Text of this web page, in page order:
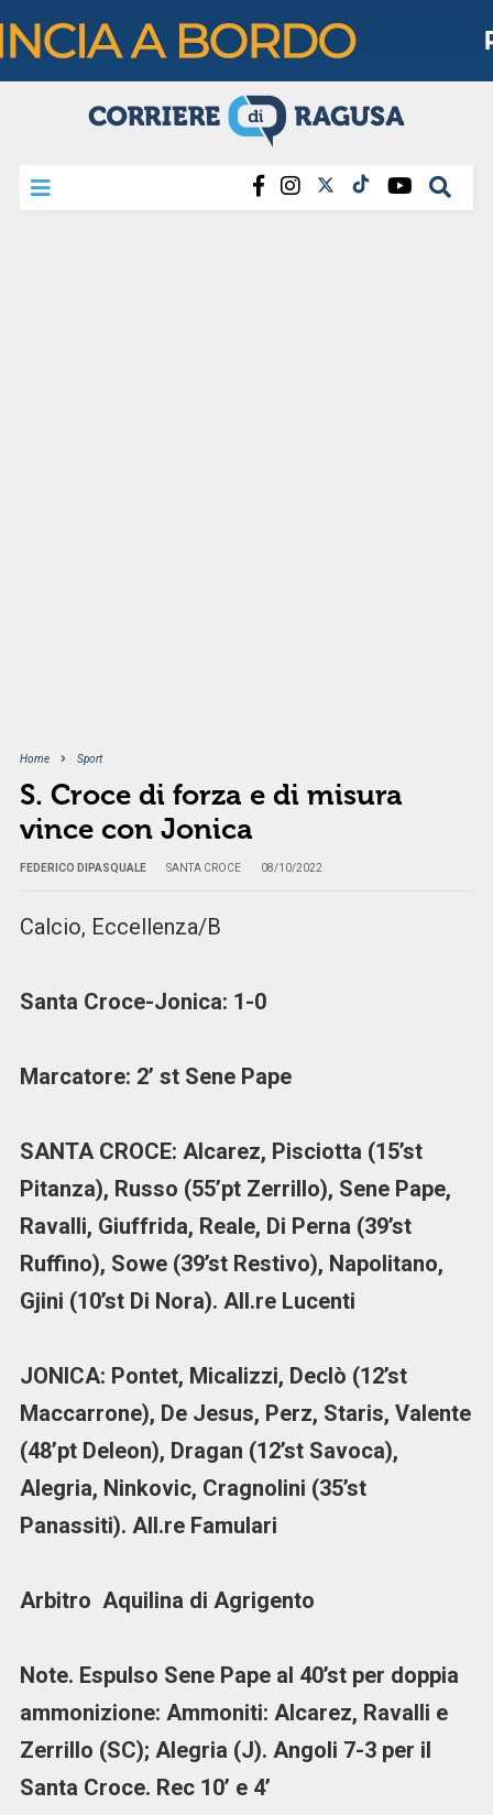
Home Sport
S. Croce di forza e di misura
vince con Jonica
FEDERICO DIPASQUALE SANTA CROCE 08/10/2022
Calcio, Eccellenza/B
Santa Croce-Jonica: 1-0
Marcatore: 2’ st Sene Pape
SANTA CROCE: Alcarez, Pisciotta (15’st
Pitanza), Russo (55’pt Zerrillo), Sene Pape,
Ravalli, Giuffrida, Reale, Di Perna (39’st
Ruffino), Sowe (39’st Restivo), Napolitano,
Gjini (10’st Di Nora). All.re Lucenti
JONICA: Pontet, Micalizzi, Declò (12’st
Maccarrone), De Jesus, Perz, Staris, Valente
(48’pt Deleon), Dragan (12’st Savoca),
Alegria, Ninkovic, Cragnolini (35’st
Panassiti). All.re Famulari
Arbitro Aquilina di Agrigento
Note. Espulso Sene Pape al 40’st per doppia
ammonizione: Ammoniti: Alcarez, Ravalli e
Zerrillo (SC); Alegria (J). Angoli 7-3 per il
Santa Croce. Rec 10’ e 4’